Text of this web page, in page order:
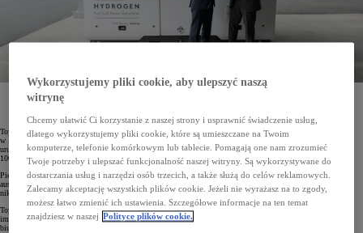
W Australii ruszyła produkcja wodorowego generatora prądu EODev GEH2® do zastosowań
przemysłowych opartego na ogniwach paliwowych z Toyoty Mirai 2. generacji. Jest to już drugi
Toyota wprowadza na rynek bezemisyjny generator prądu, który przyspieszy dekarbonizację gospodarki
w Australii i Nowej Zelandii. Nowa linia produkcyjna powstała w fabryce Toyoty w mieście Altona. W jej
uruchomienie japoński koncern zainwestował 3,27 mln dolarów. W ciągu najbliższych trzech lat powstanie
100 egz. EODev GEH2®, zaś seria 28 generatorów trafi do klientów jeszcze w tym roku.
Pierwszą firmą, która otrzyma generator z australijskiej fabryki, będzie Thiess. Jest to jeden z największych
australijskich dostawców usług dla górnictwa, który obsługuje kopalnie takich surowców, jak miedź, żelazo,
nikiel, złoto, diamenty czy węgiel.
Toyota kieruje swoją ofertę głównie do klientów z sektora budowlanego i górnictwa oraz do organizatorów
imprez masowych. Bezemisyjny generator będzie także służyć jako źródło awaryjnego zasilania dla szpitali,
biurowców i innych budynków.
Wykorzystujemy pliki cookie, aby ulepszyć naszą
witrynę
Chcemy ułatwić Ci korzystanie z naszej strony i usprawnić świadczenie usług,
dlatego wykorzystujemy pliki cookie, które są umieszczane na Twoim
komputerze, telefonie komórkowym lub tablecie. Pomagają one nam zrozumieć
Twoje potrzeby i ulepszać funkcjonalność naszej witryny. Są wykorzystywane do
dostarczania usług i narzędzi osób trzecich, a także służą do celów reklamowych.
Zalecamy akceptację wszystkich plików cookie. Jeżeli nie wyrażasz na to zgody,
możesz łatwo zmienić ich ustawienia. Szczegółowe informacje na ten temat
znajdziesz w naszej Polityce plików cookie.